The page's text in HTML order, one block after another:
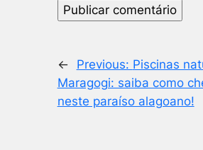
← Previous: Piscinas
Maragogi: saiba como
neste paraíso alagoano!